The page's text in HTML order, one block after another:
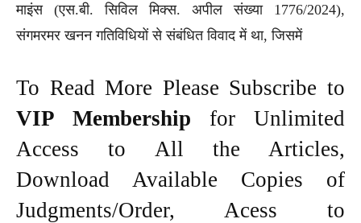
माइंस (एस.बी. सिविल मिक्स. अपील संख्या 1776/2024),
संगमरमर खनन गतिविधियों से संबंधित विवाद में था, जिसमें
To Read More Please Subscribe to
VIP Membership for Unlimited
Access to All the Articles,
Download Available Copies of
Judgments/Order, Acess to